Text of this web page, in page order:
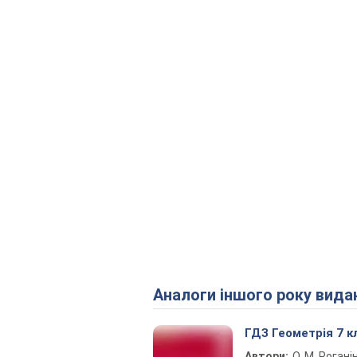
Аналоги іншого року
ГДЗ Геометрія 7